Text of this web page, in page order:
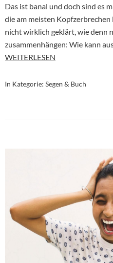
Das ist banal und doch sind es
die am meisten
nicht wirklich geklärt, wie denn
zusammenhängen: Wie kann
WEITERLESEN
In Kategorie: Segen & Buch